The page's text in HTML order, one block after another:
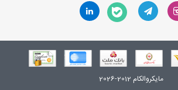
مایکروالکام 2012-2026